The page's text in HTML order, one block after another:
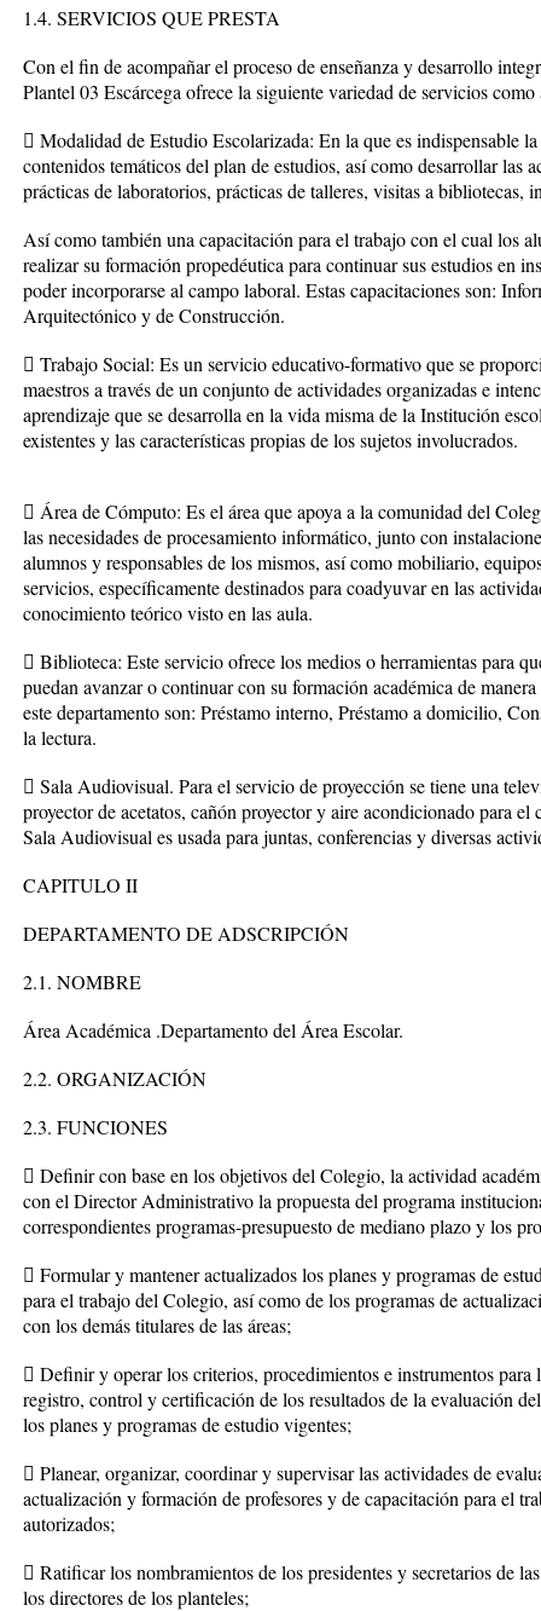
1.4. SERVICIOS QUE PRESTA
Con el fin de acompañar el proceso de enseñanza y desarrollo
Plantel 03 Escárcega ofrece la siguiente variedad de servicios
 Modalidad de Estudio Escolarizada: En la que es indispensable
contenidos temáticos del plan de estudios, así como desarrollar las
prácticas de laboratorios, prácticas de talleres, visitas a bibliotecas,
Así como también una capacitación para el trabajo con el cual los
realizar su formación propedéutica para continuar sus estudios en
poder incorporarse al campo laboral. Estas capacitaciones son:
Arquitectónico y de Construcción.
 Trabajo Social: Es un servicio educativo-formativo que se
maestros a través de un conjunto de actividades organizadas e
aprendizaje que se desarrolla en la vida misma de la Institución
existentes y las características propias de los sujetos involucrados.
 Área de Cómputo: Es el área que apoya a la comunidad del
las necesidades de procesamiento informático, junto con
alumnos y responsables de los mismos, así como mobiliario,
servicios, específicamente destinados para coadyuvar en las
conocimiento teórico visto en las aula.
 Biblioteca: Este servicio ofrece los medios o herramientas para
puedan avanzar o continuar con su formación académica de
este departamento son: Préstamo interno, Préstamo a domicilio,
la lectura.
 Sala Audiovisual. Para el servicio de proyección se tiene una
proyector de acetatos, cañón proyector y aire acondicionado para
Sala Audiovisual es usada para juntas, conferencias y diversas
CAPITULO II
DEPARTAMENTO DE ADSCRIPCIÓN
2.1. NOMBRE
Área Académica .Departamento del Área Escolar.
2.2. ORGANIZACIÓN
2.3. FUNCIONES
 Definir con base en los objetivos del Colegio, la actividad
con el Director Administrativo la propuesta del programa
correspondientes programas-presupuesto de mediano plazo y los
 Formular y mantener actualizados los planes y programas de
para el trabajo del Colegio, así como de los programas de
con los demás titulares de las áreas;
 Definir y operar los criterios, procedimientos e instrumentos para
registro, control y certificación de los resultados de la evaluación
los planes y programas de estudio vigentes;
 Planear, organizar, coordinar y supervisar las actividades de
actualización y formación de profesores y de capacitación para el
autorizados;
 Ratificar los nombramientos de los presidentes y secretarios de
los directores de los planteles;